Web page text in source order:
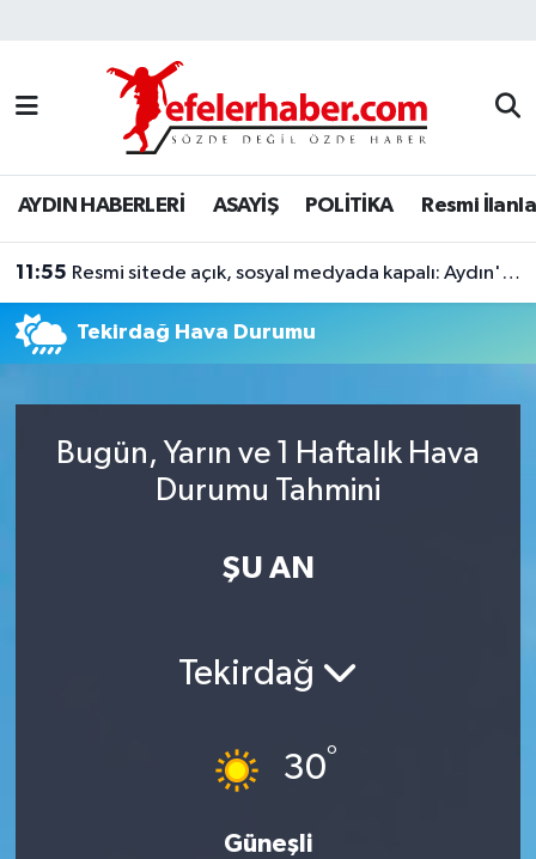
AYDIN HABERLERİ ASAYİŞ POLİTİKA Resmi
11:55 Resmi sitede açık, sosyal medyada kapalı: Aydın'da müze bilmecesi
Tekirdağ Hava Durumu
Bugün, Yarın ve 1 Haftalık Hava
Durumu Tahmini
ŞU AN
Tekirdağ
30°
Güneşli
Nöbetçi Eczaneler
Hava Durumu
Aydin Namaz Vakitleri
Trafik Durumu
Süper Lig Puan Durumu ve Fikstür
Son Dakika Haberleri